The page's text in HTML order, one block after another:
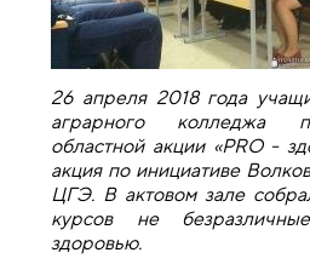
26 апреля 2018 года
аграрного колледжа
областной акции «РRО -
акция по инициативе
ЦГЭ. В актовом зале
курсов не
здоровью.